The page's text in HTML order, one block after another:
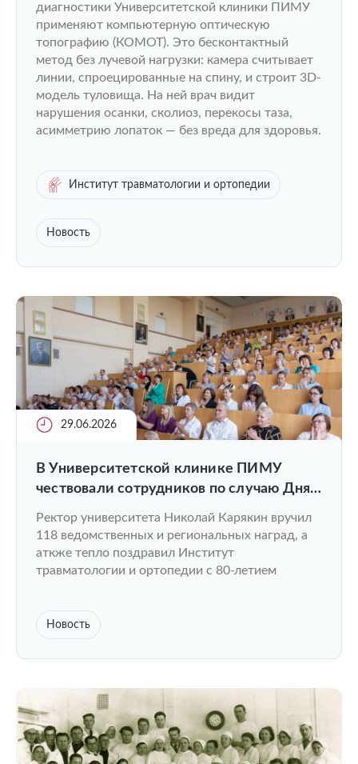
диагностики Университетской клиники ПИМУ
применяют компьютерную оптическую
топографию (КОМОТ). Это бесконтактный
метод без лучевой нагрузки: камера считывает
линии, спроецированные на спину, и строит 3D-
модель туловища. На ней врач видит
нарушения осанки, сколиоз, перекосы таза,
асимметрию лопаток — без вреда для здоровья.
Институт травматологии и ортопедии
Новость
29.06.2026
В Университетской клинике ПИМУ
чествовали сотрудников по случаю Дня
Ректор университета Николай Карякин вручил
118 ведомственных и региональных наград, а
аткже тепло поздравил Институт
травматологии и ортопедии с 80-летием
Новость